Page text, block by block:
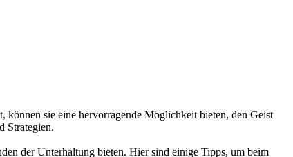
sie eine hervorragende Möglichkeit bieten, den Geist
Strategien.
der Unterhaltung bieten. Hier sind einige Tipps, um beim